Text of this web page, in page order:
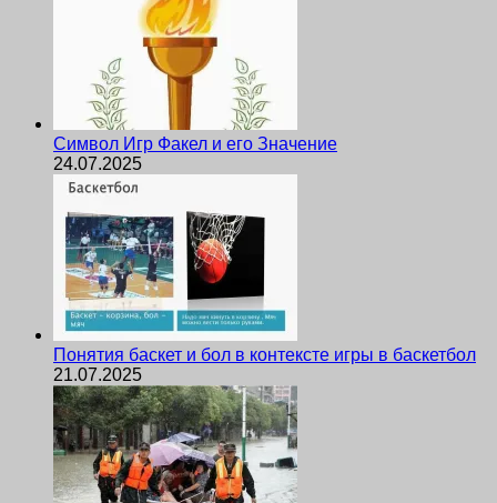
Символ Игр Факел и его Значение
24.07.2025
Понятия баскет и бол в контексте игры в баскетбол
21.07.2025